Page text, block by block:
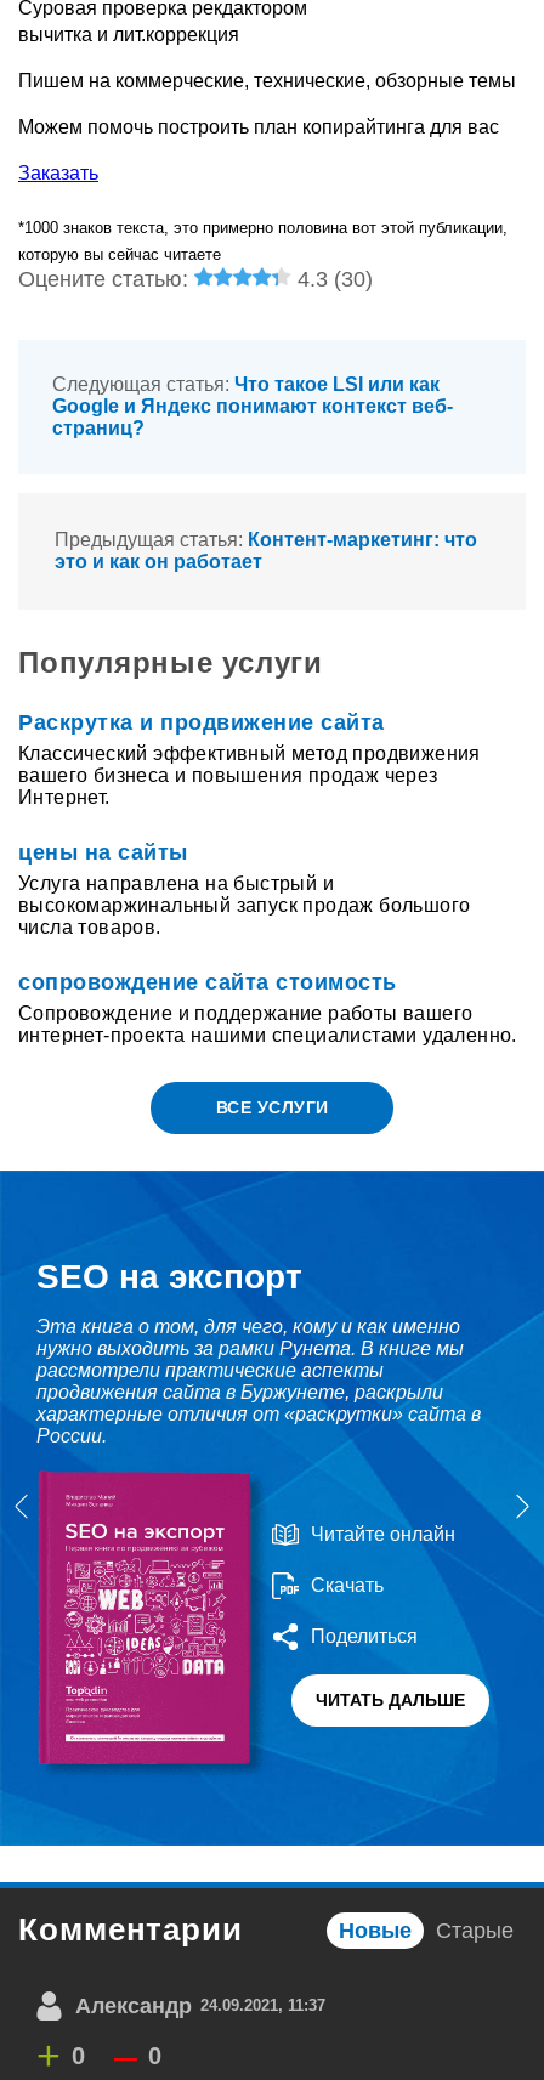
Суровая проверка рекдактором
вычитка и лит.коррекция
Пишем на коммерческие, технические, обзорные темы
Можем помочь построить план копирайтинга для вас
Заказать
*1000 знаков текста, это примерно половина вот этой публикации,
которую вы сейчас читаете
Оцените статью: 4.3 (30)
Следующая статья: Что такое LSI или как
Google и Яндекс понимают контекст веб-
страниц?
Предыдущая статья: Контент-маркетинг: что
это и как он работает
Популярные услуги
Раскрутка и продвижение сайта
Классический эффективный метод продвижения
вашего бизнеса и повышения продаж через
Интернет.
цены на сайты
Услуга направлена на быстрый и
высокомаржинальный запуск продаж большого
числа товаров.
сопровождение сайта стоимость
Сопровождение и поддержание работы вашего
интернет-проекта нашими специалистами удаленно.
ВСЕ УСЛУГИ
SEO на экспорт
Эта книга о том, для чего, кому и как именно
нужно выходить за рамки Рунета. В книге мы
рассмотрели практические аспекты
продвижения сайта в Буржунете, раскрыли
характерные отличия от «раскрутки» сайта в
России.
Читайте онлайн
Скачать
Поделиться
ЧИТАТЬ ДАЛЬШЕ
Комментарии Новые Старые
Александр 24.09.2021, 11:37
+ 0 – 0